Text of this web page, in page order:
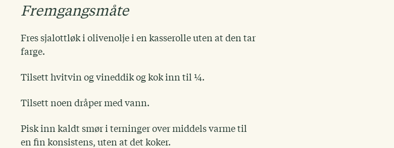
Fremgangsmåte
Fres sjalottløk i olivenolje i en kasserolle uten at den tar
farge.
Tilsett hvitvin og vineddik og kok inn til ¼.
Tilsett noen dråper med vann.
Pisk inn kaldt smør i terninger over middels varme til
en fin konsistens, uten at det koker.